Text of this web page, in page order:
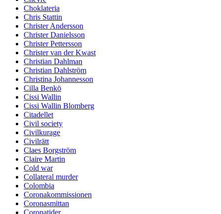
Choklateria
Chris Stattin
Christer Andersson
Christer Danielsson
Christer Pettersson
Christer van der Kwast
Christian Dahlman
Christian Dahlström
Christina Johannesson
Cilla Benkö
Cissi Wallin
Cissi Wallin Blomberg
Citadellet
Civil society
Civilkurage
Civilrätt
Claes Borgström
Claire Martin
Cold war
Collateral murder
Colombia
Coronakommissionen
Coronasmittan
Coronatider